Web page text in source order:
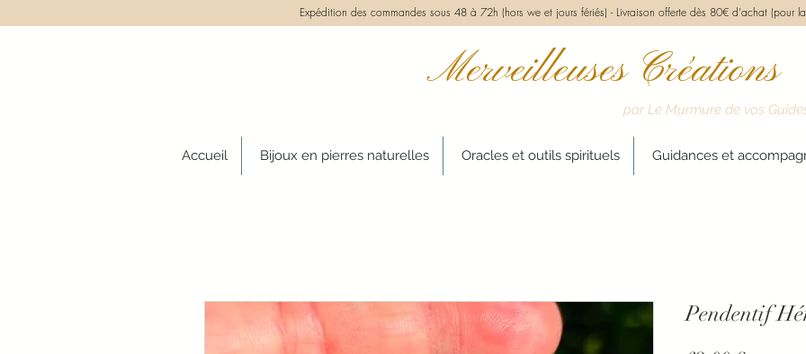
Expédition des commandes sous 48 à 72h (hors we et jours fériés) - Livraison offerte dès 80€ d'achat (pour
Merveilleuses Créations
par Le Murmure de vos
Accueil Bijoux en pierres naturelles Oracles et outils spirituels Guidances et
Pendentif